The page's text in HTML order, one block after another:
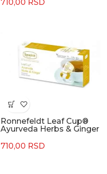
710,00 RSD
Ronnefeldt Leaf Cup®
Ayurveda Herbs & Ginger
710,00 RSD